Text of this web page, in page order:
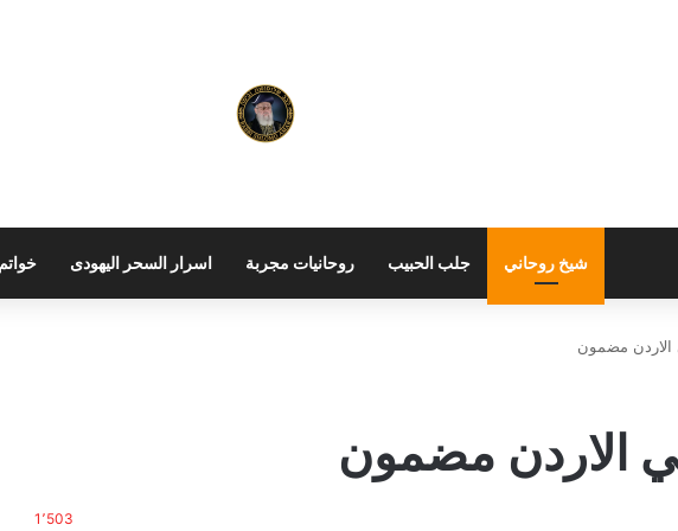
شيخ روحاني جلب الحبيب روحانيات مجربة اسرار السحر اليهودى
مضمون
الاردن مضمون
1٬503